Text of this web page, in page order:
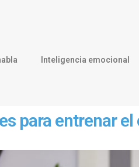
Inteligencia emocional
para entrenar